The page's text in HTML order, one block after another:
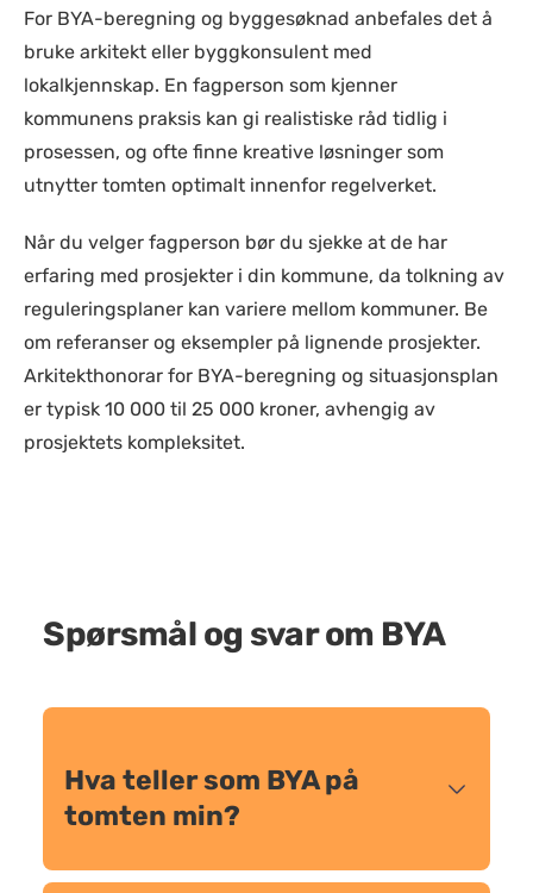
For BYA-beregning og byggesøknad anbefales det å
bruke arkitekt eller byggkonsulent med
lokalkjennskap. En fagperson som kjenner
kommunens praksis kan gi realistiske råd tidlig i
prosessen, og ofte finne kreative løsninger som
utnytter tomten optimalt innenfor regelverket.
Når du velger fagperson bør du sjekke at de har
erfaring med prosjekter i din kommune, da tolkning av
reguleringsplaner kan variere mellom kommuner. Be
om referanser og eksempler på lignende prosjekter.
Arkitekthonorar for BYA-beregning og situasjonsplan
er typisk 10 000 til 25 000 kroner, avhengig av
prosjektets kompleksitet.
Spørsmål og svar om BYA
Hva teller som BYA på
tomten min?